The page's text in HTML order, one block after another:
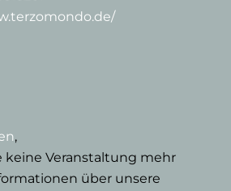
,
keine Veranstaltung mehr
über unsere